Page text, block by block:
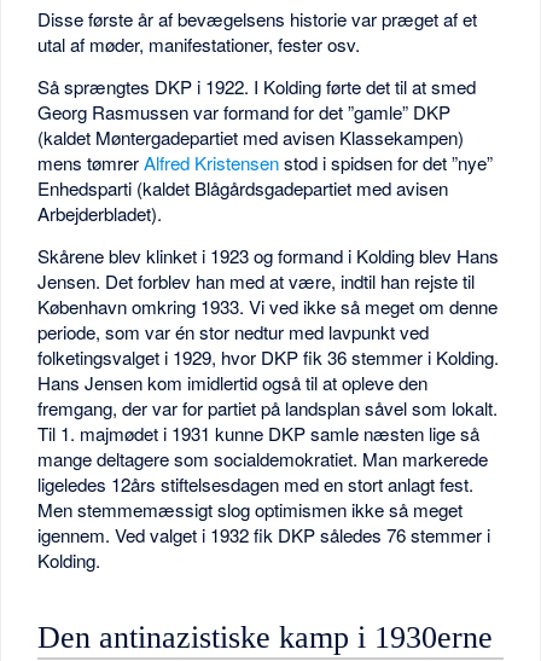
Disse første år af bevægelsens historie var præget af et
utal af møder, manifestationer, fester osv.
Så sprængtes DKP i 1922. I Kolding førte det til at smed
Georg Rasmussen var formand for det ”gamle” DKP
(kaldet Møntergadepartiet med avisen Klassekampen)
mens tømrerAlfred Kristensenstod i spidsen for det ”nye”
Enhedsparti (kaldet Blågårdsgadepartiet med avisen
Arbejderbladet).
Skårene blev klinket i 1923 og formand i Kolding blev Hans
Jensen. Det forblev han med at være, indtil han rejste til
København omkring 1933. Vi ved ikke så meget om denne
periode, som var én stor nedtur med lavpunkt ved
folketingsvalget i 1929, hvor DKP fik 36 stemmer i Kolding.
Hans Jensen kom imidlertid også til at opleve den
fremgang, der var for partiet på landsplan såvel som lokalt.
Til 1. majmødet i 1931 kunne DKP samle næsten lige så
mange deltagere som socialdemokratiet. Man markerede
ligeledes 12års stiftelsesdagen med en stort anlagt fest.
Men stemmemæssigt slog optimismen ikke så meget
igennem. Ved valget i 1932 fik DKP således 76 stemmer i
Kolding.
Den antinazistiske kamp i 1930erne